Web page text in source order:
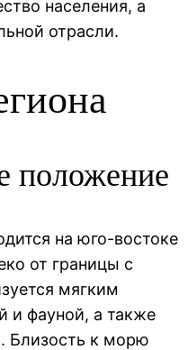
населения, а
отрасли.
положение
на юго-востоке
от границы с
мягким
и фауной, а также
Близость к морю